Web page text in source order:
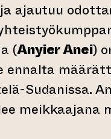
ajautuu
(Anyier Anei)
ennalta
Sudanissa.
meikkaajana